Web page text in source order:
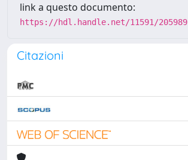
link a questo documento:
https://hdl.handle.net/11591/205989
Citazioni